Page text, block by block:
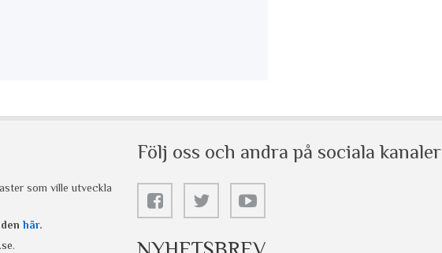
som ville utveckla
här.
.
Följ oss och andra på sociala kanaler